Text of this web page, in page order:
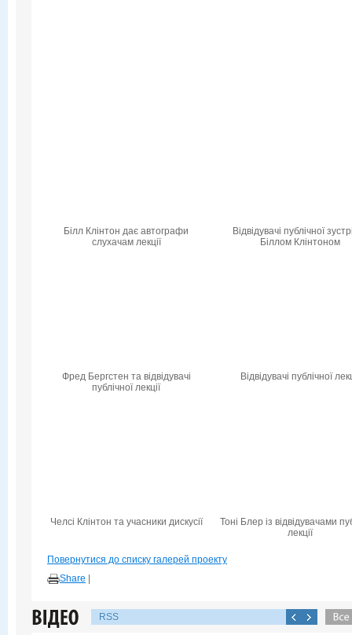
Білл Клінтон дає автографи
слухачам лекції
Відвідувачі публічної
Біллом Клінтоном
Фред Бергстен та відвідувачі
публічної лекції
Відвідувачі публічної
Челсі Клінтон та учасники дискусії
Тоні Блер із відвідувачами
лекції
Повернутися до списку галерей проекту
Share
RSS